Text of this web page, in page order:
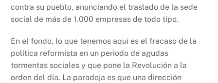
contra su pueblo, anunciando el traslado de la sede
social de más de 1.000 empresas de todo tipo.
En el fondo, lo que tenemos aquí es el fracaso de la
política reformista en un periodo de agudas
tormentas sociales y que pone la Revolución a la
orden del día. La paradoja es que una dirección